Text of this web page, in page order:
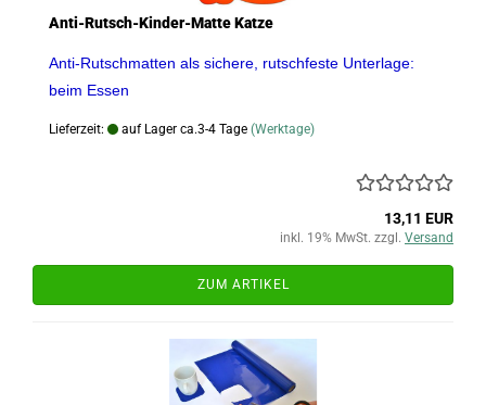
Anti-Rutsch-Kinder-Matte Katze
Anti-Rutschmatten als sichere, rutschfeste Unterlage:
beim Essen
Lieferzeit: auf Lager ca.3-4 Tage (Werktage)
13,11 EUR
inkl. 19% MwSt. zzgl. Versand
ZUM ARTIKEL